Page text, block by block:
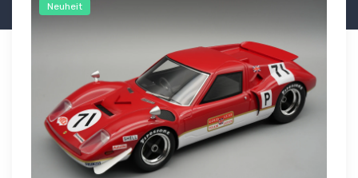
Neuheit